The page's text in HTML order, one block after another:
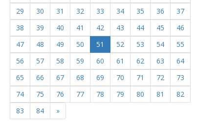
29
30 31 32 33 34 35 36
37
38
39 40 41 42 43 44 45
46
47
48 49 50 51 52 53 54
55
56
57 58 59 60 61 62 63
64
65
66 67 68 69 70 71 72
73
74
75 76 77 78 79 80 81
82
83
84 »